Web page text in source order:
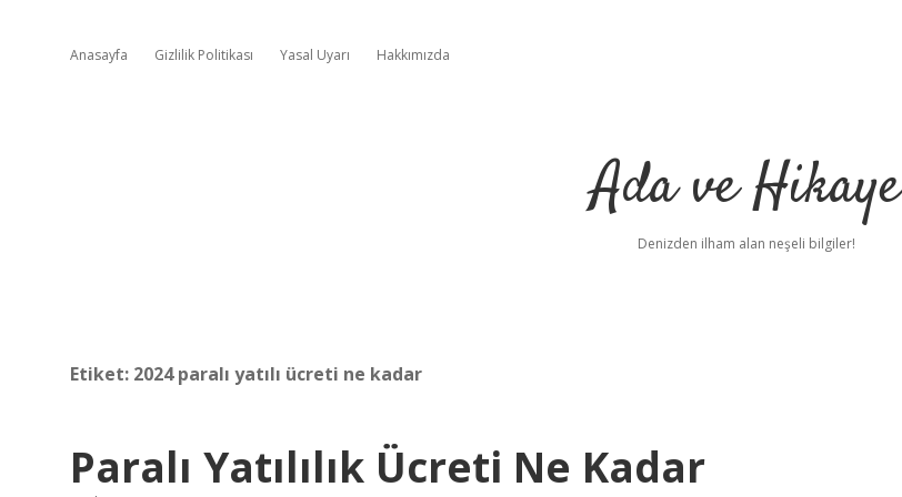
Anasayfa Gizlilik Politikası Yasal Uyarı Hakkımızda
Ada ve Hikaye
Denizden ilham alan neşeli bilgiler!
Etiket: 2024 paralı yatılı ücreti ne kadar
Paralı Yatılılık Ücreti Ne Kadar